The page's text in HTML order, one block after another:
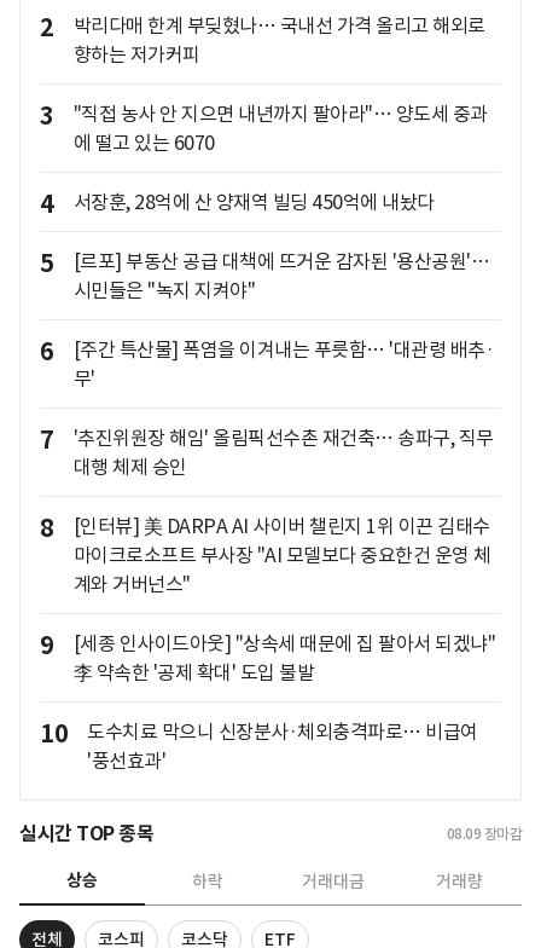
2
박리다매 한계 부딪혔나… 국내선 가격 올리고 해외로
향하는 저가커피
3
"직접 농사 안 지으면 내년까지 팔아라"… 양도세 중과
에 떨고 있는 6070
4 서장훈, 28억에 산 양재역 빌딩 450억에 내놨다
5
[르포] 부동산 공급 대책에 뜨거운 감자된 '용산공원'…
시민들은 "녹지 지켜야"
6
[주간 특산물] 폭염을 이겨내는 푸릇함… '대관령 배추·
무'
7
'추진위원장 해임' 올림픽선수촌 재건축… 송파구, 직무
대행 체제 승인
8
[인터뷰] 美 DARPA AI 사이버 챌린지 1위 이끈 김태수
마이크로소프트 부사장 "AI 모델보다 중요한건 운영 체
계와 거버넌스"
9
[세종 인사이드아웃] "상속세 때문에 집 팔아서 되겠냐"
李 약속한 '공제 확대' 도입 불발
10
도수치료 막으니 신장분사·체외충격파로… 비급여
'풍선효과'
실시간 TOP 종목 08.09 장마감
상승 하락 거래대금 거래량
전체 코스피 코스닥 ETF